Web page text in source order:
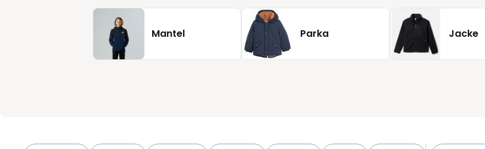
Mantel Parka Jacke